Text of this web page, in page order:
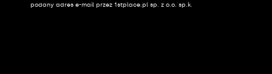
podany adres e-mail przez 1stplace.pl sp. z o.o. sp.k.